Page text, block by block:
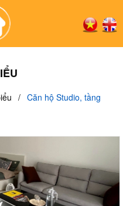
/ Căn hộ Studio, tầng